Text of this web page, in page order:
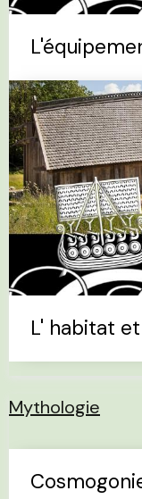
L' habitat
Mythologie